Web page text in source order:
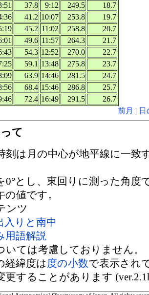
37.8 9:12 249.5
18.7
41.2 10:07 253.8
19.7
45.2 11:02 258.8
20.7
49.6 11:57 264.3
21.7
54.3 12:52 270.0
22.7
59.1 13:48 275.8
23.7
63.9 14:46 281.5
24.7
68.4 15:46 286.8
25.7
72.4 16:49 291.5
26.7
前月 |
て
刻は月の中心が地平線に一致
0°とし、東回りに測った角度
の値です。
ンツ
入りと南中
用語解説
いては考慮しておりません。
経緯度は 度の小数で表示され
更することがあります